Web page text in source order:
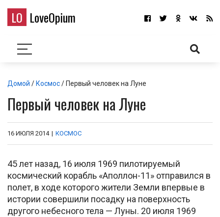
LO LoveOpium
Домой / Космос/ Первый человек на Луне
Первый человек на Луне
16 ИЮЛЯ 2014 | КОСМОС
45 лет назад, 16 июля 1969 пилотируемый
космический корабль «Аполлон-11» отправился в
полет, в ходе которого жители Земли впервые в
истории совершили посадку на поверхность
другого небесного тела — Луны. 20 июля 1969